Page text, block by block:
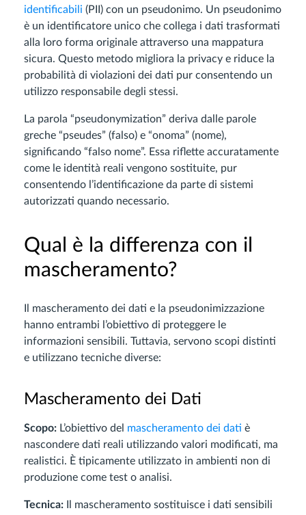
identificabili (PII) con un pseudonimo. Un pseudonimo
è un identificatore unico che collega i dati trasformati
alla loro forma originale attraverso una mappatura
sicura. Questo metodo migliora la privacy e riduce la
probabilità di violazioni dei dati pur consentendo un
utilizzo responsabile degli stessi.
La parola “pseudonymization” deriva dalle parole
greche “pseudes” (falso) e “onoma” (nome),
significando “falso nome”. Essa riflette accuratamente
come le identità reali vengono sostituite, pur
consentendo l’identificazione da parte di sistemi
autorizzati quando necessario.
Qual è la differenza con il
mascheramento?
Il mascheramento dei dati e la pseudonimizzazione
hanno entrambi l’obiettivo di proteggere le
informazioni sensibili. Tuttavia, servono scopi distinti
e utilizzano tecniche diverse:
Mascheramento dei Dati
Scopo: L’obiettivo del mascheramento dei dati è
nascondere dati reali utilizzando valori modificati, ma
realistici. È tipicamente utilizzato in ambienti non di
produzione come test o analisi.
Tecnica: Il mascheramento sostituisce i dati sensibili